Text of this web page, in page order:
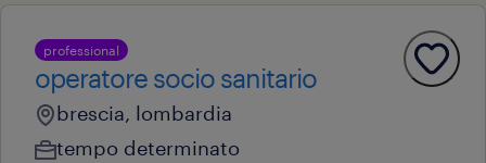
professional
operatore socio sanitario
brescia, lombardia
tempo determinato